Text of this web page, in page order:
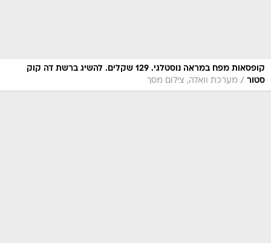
קופסאות מפח במראה נוסטלגי. 129 שקלים. להשיג ברשת דה קוק
סטור / מערכת וואלה, צילום מסך